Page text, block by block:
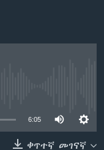
6:05
ቀጥተኛ መገናኛ